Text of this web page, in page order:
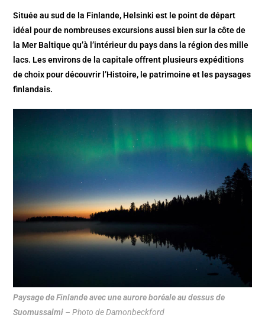
Située au sud de la Finlande, Helsinki est le point de départ
idéal pour de nombreuses excursions aussi bien sur la côte de
la Mer Baltique qu’à l’intérieur du pays dans la région des mille
lacs. Les environs de la capitale offrent plusieurs expéditions
de choix pour découvrir l’Histoire, le patrimoine et les paysages
finlandais.
Paysage de Finlande avec une aurore boréale au dessus de
Suomussalmi – Photo de Damonbeckford